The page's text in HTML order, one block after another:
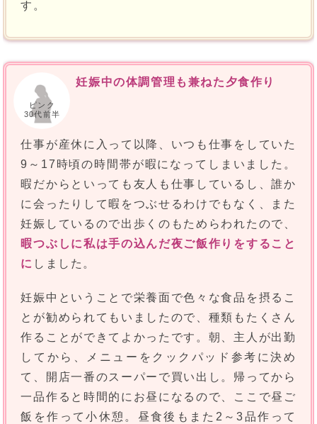
す。
ピンク
30代前半
妊娠中の体調管理も兼ねた夕食作り
仕事が産休に入って以降、いつも仕事をしていた
9～17時頃の時間帯が暇になってしまいました。
暇だからといっても友人も仕事しているし、誰か
に会ったりして暇をつぶせるわけでもなく、また
妊娠しているので出歩くのもためらわれたので、
暇つぶしに私は手の込んだ夜ご飯作りをすること
に しました。
妊娠中ということで栄養面で色々な食品を摂るこ
とが勧められてもいましたので、種類もたくさん
作ることができてよかったです。朝、主人が出勤
してから、メニューをクックパッド参考に決め
て、開店一番のスーパーで買い出し。帰ってから
一品作ると時間的にお昼になるので、ここで昼ご
飯を作って小休憩。昼食後もまた2～3品作って